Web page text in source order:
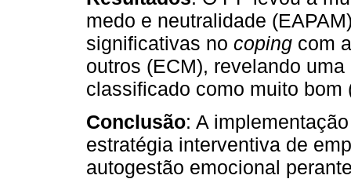
medo e neutralidade
significativas no coping com
outros (ECM), revelando
classificado como muito bom
Conclusão: A
estratégia interventiva de
autogestão emocional